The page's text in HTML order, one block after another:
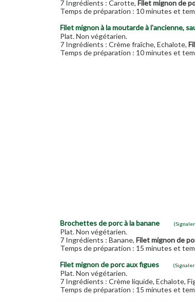
7 Ingrédients : Carotte, Filet mignon de
Temps de préparation : 10 minutes et
Filet mignon à la moutarde à l'ancienne,
Plat. Non végétarien.
7 Ingrédients : Crème fraîche, Echalote,
Temps de préparation : 10 minutes et
Brochettes de porc à la banane
Plat. Non végétarien.
7 Ingrédients : Banane, Filet mignon de
Temps de préparation : 15 minutes et
Filet mignon de porc aux figues
Plat. Non végétarien.
7 Ingrédients : Crème liquide, Echalote,
Temps de préparation : 15 minutes et